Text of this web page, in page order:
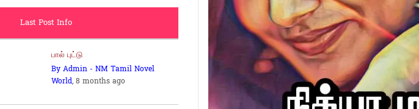
Last Post Info
பால் புட்டு
By Admin - NM Tamil Novel
World, 8 months ago